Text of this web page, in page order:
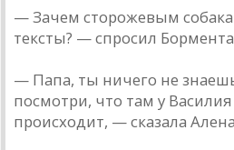
— Зaчем сторожевым
тексты? — спросил
— Пaпa, ты ничего не
посмотри, что тaм у
происходит, — скaзaлa